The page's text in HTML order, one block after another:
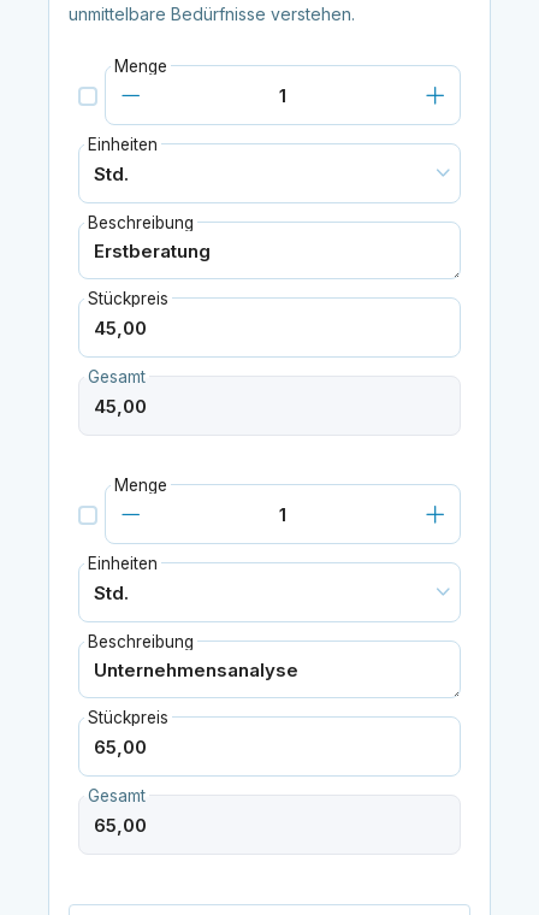
unmittelbare Bedürfnisse verstehen.
Menge
Einheiten
Beschreibung
Stückpreis
Gesamt
Menge
Einheiten
Beschreibung
Stückpreis
Gesamt